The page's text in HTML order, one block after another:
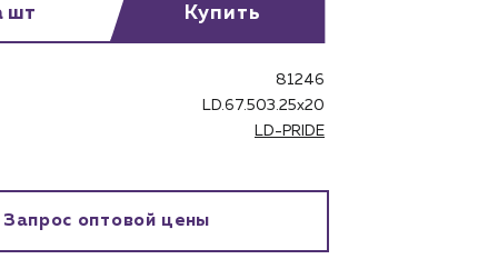
шт Купить
81246
LD.67.503.25х20
LD-PRIDE
Запрос оптовой цены